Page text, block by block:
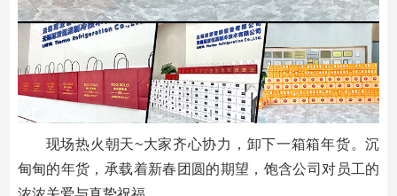
现场热火朝天~大家齐心协力，卸下一箱箱年货。沉
甸甸的年货，承载着新春团圆的期望，饱含公司对员工的